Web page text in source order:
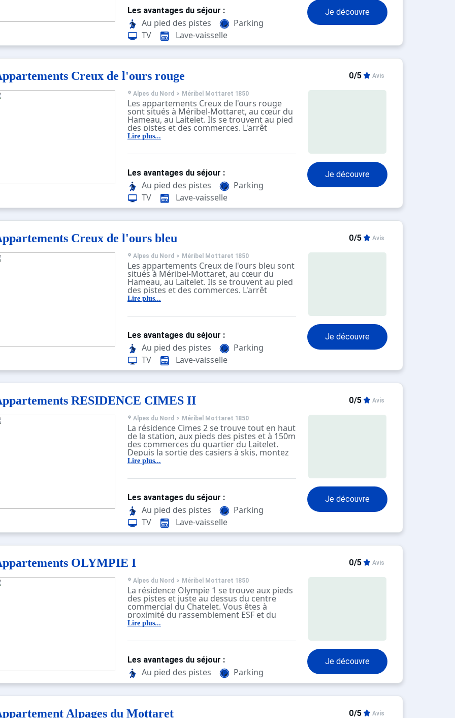
niveau des résidences Candide/Boulevard.
Si les conditions d'enneigement le
permettent, vous pouvez ensuite chausser
directement devant le casier et rejoindre la
piste à skis.
Au sein de la copropriété, vous trouverez
téléporté et par le bus gratuit qui s’arrête
devant l’entrée à coté du parking public.
située sous la passerelle qui surplombe la
route.
Je découvre
Les avantages du séjour :
Au pied des pistes
Parking
TV
Lave-vaisselle
Creux de l'ours rouge 0/5 Avis
Alpes du Nord > Méribel Mottaret 1850
Les appartements Creux de l'ours rouge
sont situés à Méribel-Mottaret, au cœur du
Hameau, au Laitelet. Ils se trouvent au pied
des pistes et des commerces. L'arrêt
navette le plus proche est à environ 50
mètres.
et confortables. Certains disposent d'une
terrasse.
Lire plus...
Je découvre
Les avantages du séjour :
Au pied des pistes
Parking
TV
Lave-vaisselle
Creux de l'ours bleu 0/5 Avis
Alpes du Nord > Méribel Mottaret 1850
Les appartements Creux de l'ours bleu sont
situés à Méribel-Mottaret, au cœur du
Hameau, au Laitelet. Ils se trouvent au pied
des pistes et des commerces. L'arrêt
navette le plus proche se trouve à environ
mètres.
confortables. Certains disposent d'un
balcon et d'une exposition sud.
Lire plus...
Je découvre
Les avantages du séjour :
Au pied des pistes
Parking
TV
Lave-vaisselle
RESIDENCE CIMES II 0/5 Avis
Alpes du Nord > Méribel Mottaret 1850
La résidence Cimes 2 se trouve tout en haut
de la station, aux pieds des pistes et à 150m
des commerces du quartier du Laitelet.
Depuis la sortie des casiers à skis, montez
un escalier pour accéder à la piste bleue qui
mécaniques.
150m, à côté du rond-point : arrêt " Le
Hameau ".
Lire plus...
Je découvre
Les avantages du séjour :
Au pied des pistes
Parking
TV
Lave-vaisselle
OLYMPIE I 0/5 Avis
Alpes du Nord > Méribel Mottaret 1850
La résidence Olympie 1 se trouve aux pieds
des pistes et juste au dessus du centre
commercial du Chatelet. Vous êtes à
proximité du rassemblement ESF et du
jardin d'enfants les Piou-Piou.
traverser une petite place pour rejoindre le
de navette le plus proche est à 50m en bas
des marches de la superette : arrêt "
Chatelet ".
Lire plus...
Je découvre
Les avantages du séjour :
Au pied des pistes Parking
Alpages du Mottaret 0/5 Avis